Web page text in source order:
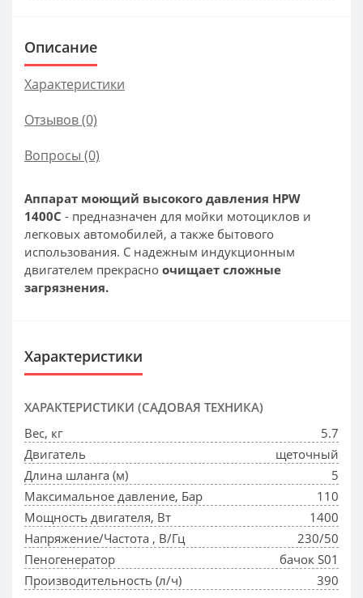
Описание
Характеристики
Отзывов (0)
Вопросы (0)
Аппарат моющий высокого давления HPW
1400C - предназначен для мойки мотоциклов и
легковых автомобилей, а также бытового
использования. С надежным индукционным
двигателем прекрасно очищает сложные
загрязнения.
Характеристики
ХАРАКТЕРИСТИКИ (САДОВАЯ ТЕХНИКА)
Вес, кг
5.7
Двигатель
щеточный
Длина шланга (м)
5
Максимальное давление, Бар
110
Мощность двигателя, Вт
1400
Напряжение/Частота , В/Гц
230/50
Пеногенератор
бачок S01
Производительность (л/ч)
390